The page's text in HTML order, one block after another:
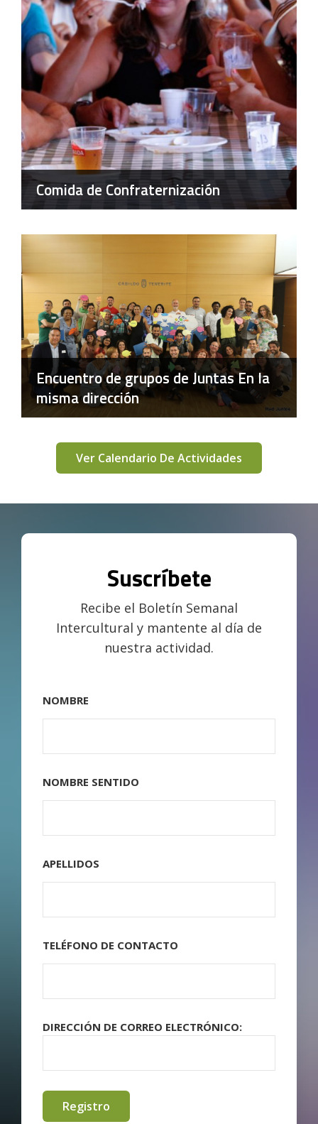
Comida de Confraternización
Encuentro de grupos de Juntas En la
misma dirección
Ver Calendario De Actividades
Suscríbete
Recibe el Boletín Semanal
Intercultural y mantente al día de
nuestra actividad.
NOMBRE
NOMBRE SENTIDO
APELLIDOS
TELÉFONO DE CONTACTO
DIRECCIÓN DE CORREO ELECTRÓNICO: